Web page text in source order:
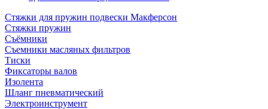
Стяжки для пружин подвески Макферсон
Стяжки пружин
Съёмники
Съемники масляных фильтров
Тиски
Фиксаторы валов
Изолента
Шланг пневматический
Электроинструмент